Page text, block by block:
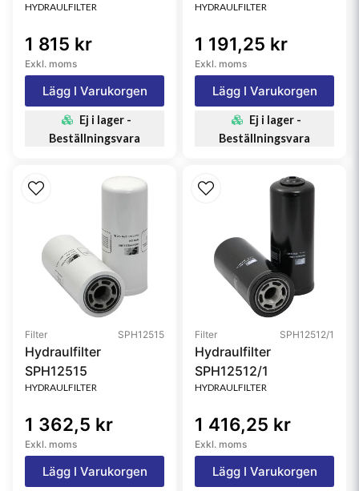
HYDRAULFILTER
1 815 kr
Exkl. moms
Lägg I Varukorgen
Ej i lager -
Beställningsvara
HYDRAULFILTER
1 191,25 kr
Exkl. moms
Lägg I Varukorgen
Ej i lager -
Beställningsvara
Filter SPH12515
Hydraulfilter
SPH12515
HYDRAULFILTER
1 362,5 kr
Exkl. moms
Lägg I Varukorgen
Filter SPH12512/1
Hydraulfilter
SPH12512/1
HYDRAULFILTER
1 416,25 kr
Exkl. moms
Lägg I Varukorgen